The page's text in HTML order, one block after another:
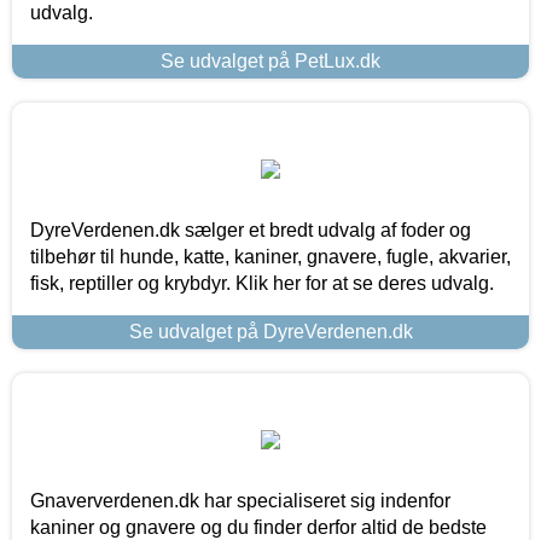
udvalg.
Se udvalget på PetLux.dk
DyreVerdenen.dk sælger et bredt udvalg af foder og
tilbehør til hunde, katte, kaniner, gnavere, fugle, akvarier,
fisk, reptiller og krybdyr. Klik her for at se deres udvalg.
Se udvalget på DyreVerdenen.dk
Gnaververdenen.dk har specialiseret sig indenfor
kaniner og gnavere og du finder derfor altid de bedste